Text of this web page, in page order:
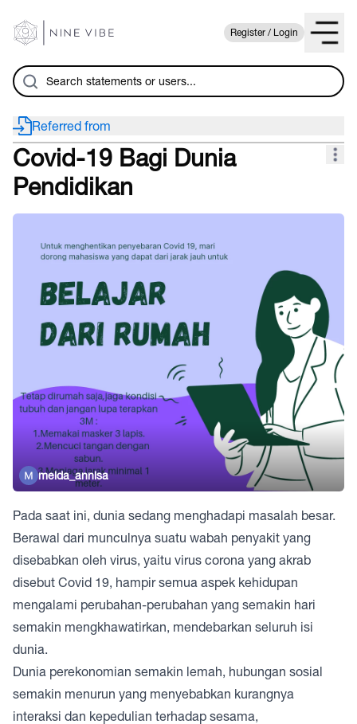
Register / Login
Covid-19 Bagi Dunia
Pendidikan
melda_annisa
Pada saat ini, dunia sedang menghadapi masalah besar.
Berawal dari munculnya suatu wabah penyakit yang
disebabkan oleh virus, yaitu virus corona yang akrab
disebut Covid 19, hampir semua aspek kehidupan
mengalami perubahan-perubahan yang semakin hari
semakin mengkhawatirkan, mendebarkan seluruh isi
dunia.
Dunia perekonomian semakin lemah, hubungan sosial
semakin menurun yang menyebabkan kurangnya
interaksi dan kepedulian terhadap sesama,
Referred from